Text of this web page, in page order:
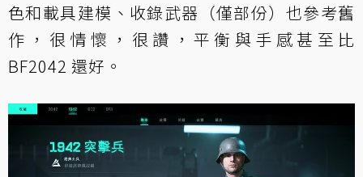
色和載具建模、收錄武器（僅部份）也參考舊
作，很情懷，很讚，平衡與手感甚至比
BF2042 還好。